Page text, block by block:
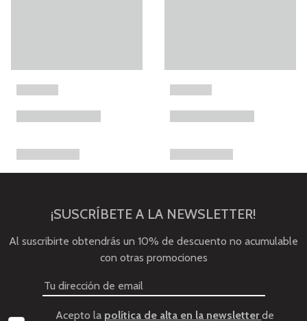
¡SUSCRÍBETE A LA NEWSLETTER!
Al suscribirte obtendrás un 10% de descuento no acumulable
con otras promociones
Acepto la política de alta en la newsletterde